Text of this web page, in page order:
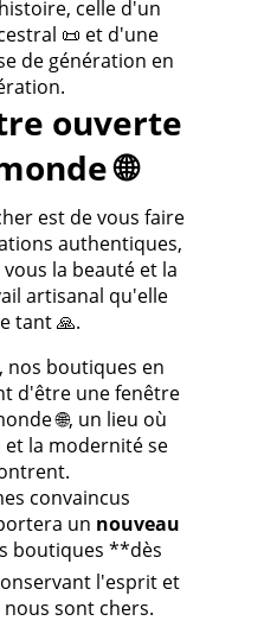
celle d'un
📜 et d'une
de génération en
ouverte
🌐
est de vous faire
authentiques,
la beauté et la
artisanal qu'elle
tant 🙏.
nos boutiques en
d'être une fenêtre
🌐, un lieu où
la modernité se
convaincus
un nouveau
boutiques **dès
l'esprit et
sont chers.